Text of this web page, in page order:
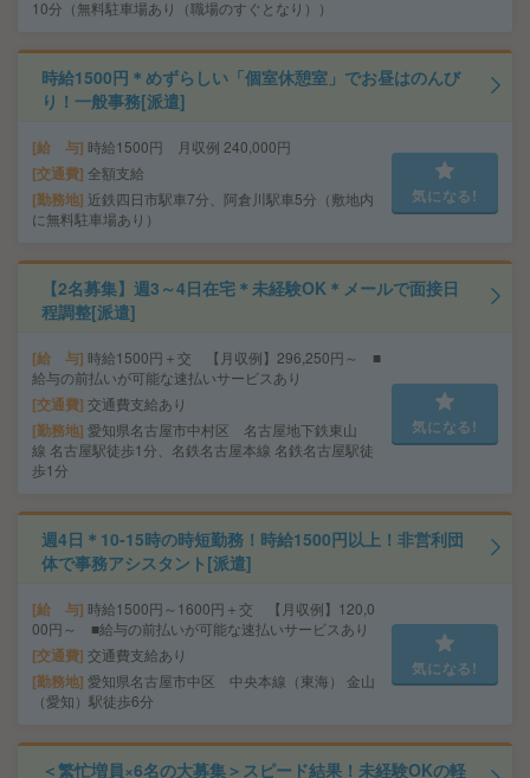
10分（無料駐車場あり（職場のすぐとなり））
時給1500円＊めずらしい「個室休憩室」でお昼はのんび
り！一般事務[派遣]
給 与 時給1500円 月収例 240,000円
交通費 全額支給
勤務地 近鉄四日市駅車7分、阿倉川駅車5分（敷地内
に無料駐車場あり）
気になる!
【2名募集】週3～4日在宅＊未経験OK＊メールで面接日
程調整[派遣]
給 与 時給1500円＋交 【月収例】296,250円～ ■
給与の前払いが可能な速払いサービスあり
交通費 交通費支給あり
勤務地 愛知県名古屋市中村区 名古屋地下鉄東山
線 名古屋駅徒歩1分、名鉄名古屋本線 名鉄名古屋駅徒
歩1分
気になる!
週4日＊10-15時の時短勤務！時給1500円以上！非営利団
体で事務アシスタント[派遣]
給 与 時給1500円～1600円＋交 【月収例】120,0
00円～ ■給与の前払いが可能な速払いサービスあり
交通費 交通費支給あり
勤務地 愛知県名古屋市中区 中央本線（東海） 金山
（愛知）駅徒歩6分
気になる!
＜繁忙増員×6名の大募集＞スピード結果！未経験OKの軽